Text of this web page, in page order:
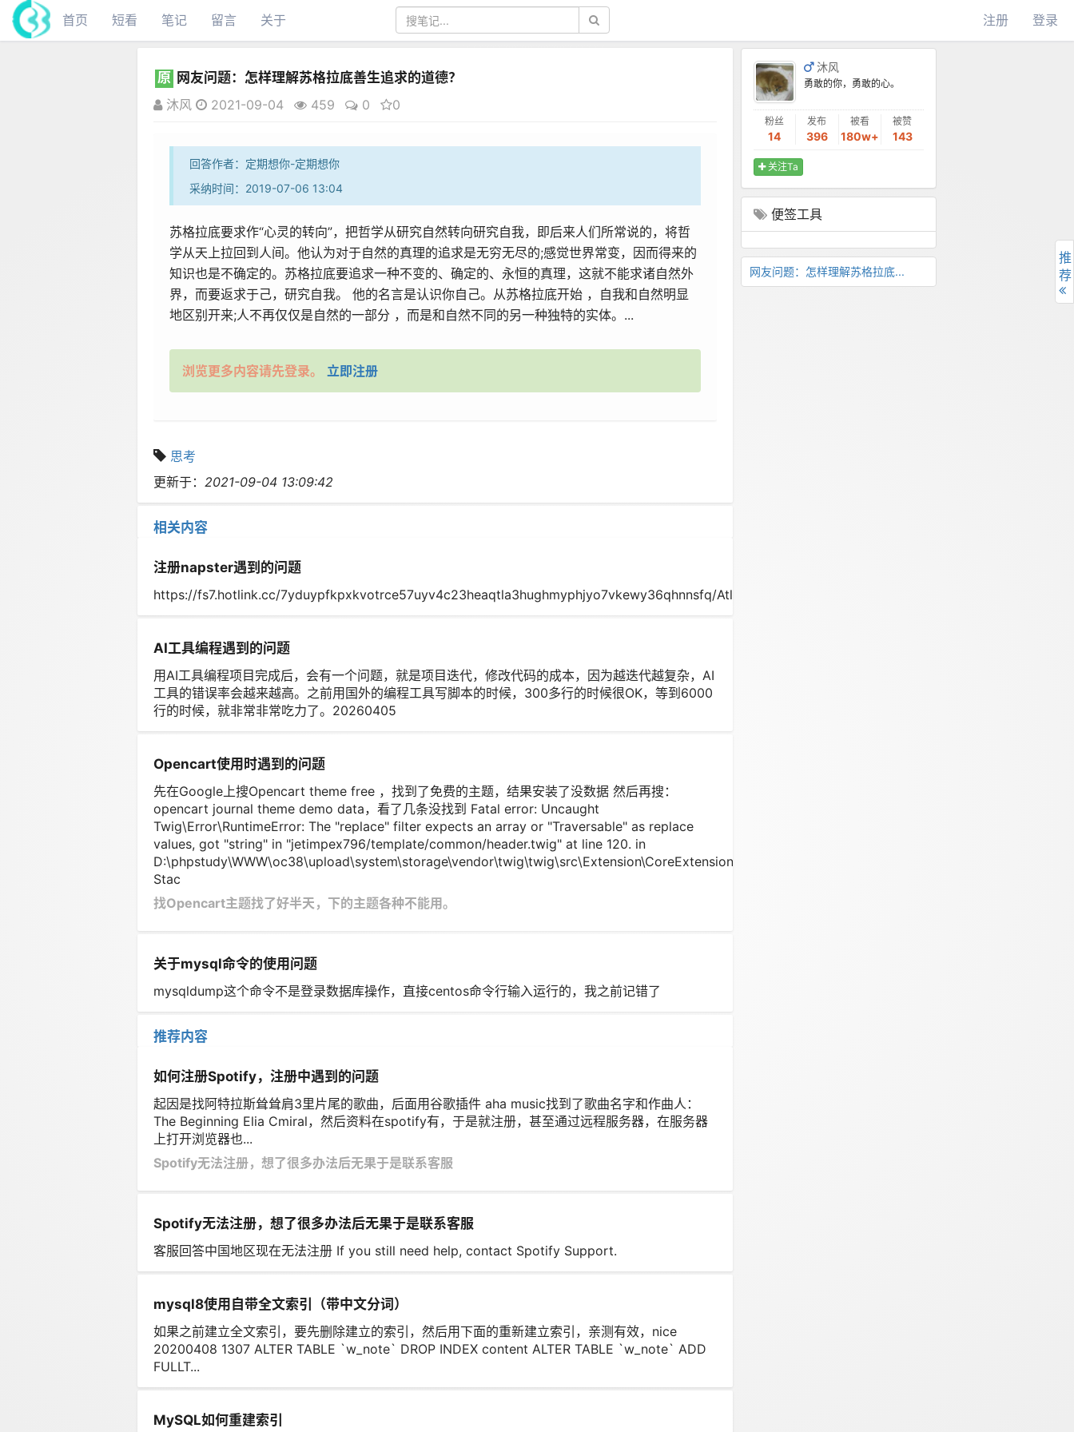
首页 短看 笔记 留言 关于 注册 登录
原 网友问题：怎样理解苏格拉底善生追求的道德？
沐风
2021-09-04 459 0 0
回答作者：定期想你-定期想你
采纳时间：2019-07-06 13:04
苏格拉底要求作“心灵的转向”，把哲学从研究自然转向研究自我，即后来人们所常说的，将哲
学从天上拉回到人间。他认为对于自然的真理的追求是无穷无尽的;感觉世界常变，因而得来的
知识也是不确定的。苏格拉底要追求一种不变的、确定的、永恒的真理，这就不能求诸自然外
界，而要返求于己，研究自我。 他的名言是认识你自己。从苏格拉底开始 ，自我和自然明显
地区别开来;人不再仅仅是自然的一部分 ，而是和自然不同的另一种独特的实体。...
浏览更多内容请先登录。 立即注册
思考
更新于： 2021-09-04 13:09:42
相关内容
注册napster遇到的问题
https://fs7.hotlink.cc/7yduypfkpxkvotrce57uyv4c23heaqtla3hughmyphjyo7vkewy36qhnnsfq/Atlas_Shrugged_Part_III_Who_Is_John_Galt.zip
AI工具编程遇到的问题
用AI工具编程项目完成后，会有一个问题，就是项目迭代，修改代码的成本，因为越迭代越复杂，AI
工具的错误率会越来越高。之前用国外的编程工具写脚本的时候，300多行的时候很OK，等到6000
行的时候，就非常非常吃力了。20260405
Opencart使用时遇到的问题
先在Google上搜Opencart theme free ，找到了免费的主题，结果安装了没数据 然后再搜：
opencart journal theme demo data，看了几条没找到 Fatal error: Uncaught
Twig\Error\RuntimeError: The "replace" filter expects an array or "Traversable" as replace
values, got "string" in "jetimpex796/template/common/header.twig" at line 120. in
D:\phpstudy\WWW\oc38\upload\system\storage\vendor\twig\twig\src\Extension\CoreExtension.php:549
Stac
​找Opencart主题找了好半天，下的主题各种不能用。
关于mysql命令的使用问题
mysqldump这个命令不是登录数据库操作，直接centos命令行输入运行的，我之前记错了
推荐内容
如何注册Spotify，注册中遇到的问题
起因是找阿特拉斯耸耸肩3里片尾的歌曲，后面用谷歌插件 aha music找到了歌曲名字和作曲人：
The Beginning Elia Cmiral，然后资料在spotify有，于是就注册，甚至通过远程服务器，在服务器
上打开浏览器也...
Spotify无法注册，想了很多办法后无果于是联系客服
Spotify无法注册，想了很多办法后无果于是联系客服
客服回答中国地区现在无法注册 If you still need help, contact Spotify Support.
mysql8使用自带全文索引（带中文分词）
如果之前建立全文索引，要先删除建立的索引，然后用下面的重新建立索引，亲测有效，nice
20200408 1307 ALTER TABLE `w_note` DROP INDEX content ALTER TABLE `w_note` ADD
FULLT...
MySQL如何重建索引
沐风
勇敢的你，勇敢的心。
粉丝
14
发布
396
被看
180w+
被赞
143
关注Ta
便签工具
网友问题：怎样理解苏格拉底...
推
荐